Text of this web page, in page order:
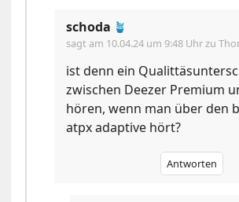
schoda 🪴
sagt am 10.04.24 um 9:48 Uhrzu
ist denn ein
zwischen Deezer Premium
hören, wenn man über den
atpx adaptive hört?
Antworten